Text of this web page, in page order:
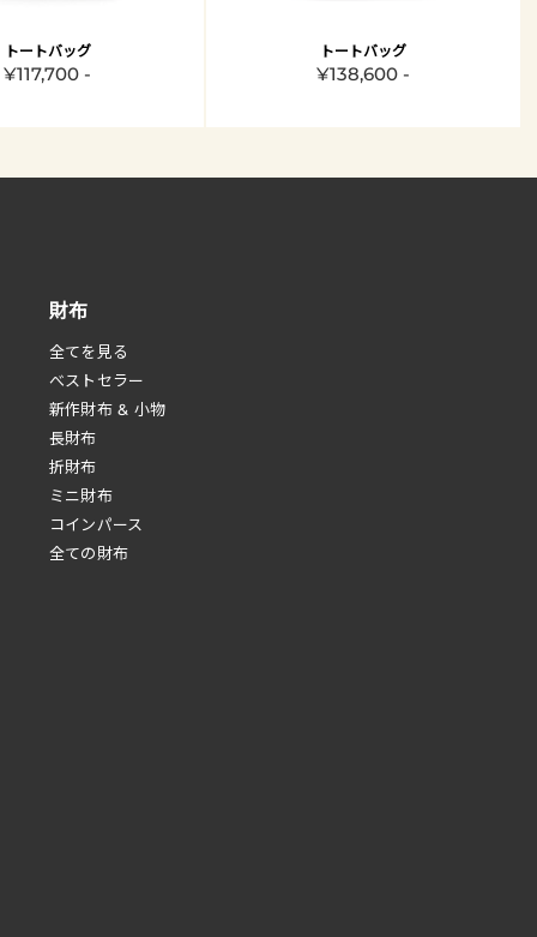
トートバッグ
¥117,700 -
トートバッグ
¥138,600 -
財布
全てを見る
べストセラー
新作財布 & 小物
長財布
折財布
ミニ財布
コインパース
全ての財布